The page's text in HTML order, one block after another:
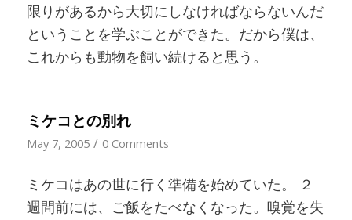
限りがあるから大切にしなければならないんだ
ということを学ぶことができた。だから僕は、
これからも動物を飼い続けると思う。
ミケコとの別れ
May 7, 2005 / 0 Comments
ミケコはあの世に行く準備を始めていた。 ２
週間前には、ご飯をたべなくなった。嗅覚を失